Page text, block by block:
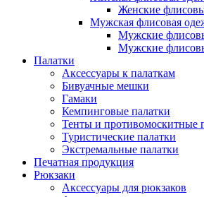
Женские
Мужская флисовая
Мужские
Мужские
Палатки
Аксессуары к палаткам
Бивуачные мешки
Гамаки
Кемпинговые палатки
Тенты и противомоскитные
Туристические палатки
Экстремальные палатки
Печатная продукция
Рюкзаки
Аксессуары для рюкзаков